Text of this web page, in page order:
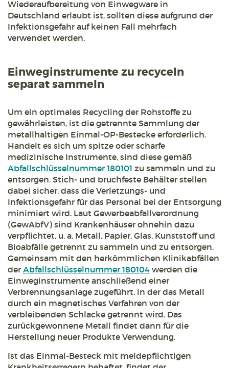
Wiederaufbereitung von Einwegware in
Deutschland erlaubt ist, sollten diese aufgrund der
Infektionsgefahr auf keinen Fall mehrfach
verwendet werden.
Einweginstrumente zu recyceln
separat sammeln
Um ein optimales Recycling der Rohstoffe zu
gewährleisten, ist die getrennte Sammlung der
metallhaltigen Einmal-OP-Bestecke erforderlich.
Handelt es sich um spitze oder scharfe
medizinische Instrumente, sind diese gemäß
Abfallschlüsselnummer 180101 zu sammeln und zu
entsorgen. Stich- und bruchfeste Behälter stellen
dabei sicher, dass die Verletzungs- und
Infektionsgefahr für das Personal bei der Entsorgung
minimiert wird. Laut Gewerbeabfallverordnung
(GewAbfV) sind Krankenhäuser ohnehin dazu
verpflichtet, u. a. Metall, Papier, Glas, Kunststoff und
Bioabfälle getrennt zu sammeln und zu entsorgen.
Gemeinsam mit den herkömmlichen Klinikabfällen
derAbfallschlüsselnummer 180104 werden die
Einweginstrumente anschließend einer
Verbrennungsanlage zugeführt, in der das Metall
durch ein magnetisches Verfahren von der
verbleibenden Schlacke getrennt wird. Das
zurückgewonnene Metall findet dann für die
Herstellung neuer Produkte Verwendung.
Ist das Einmal-Besteck mit meldepflichtigen